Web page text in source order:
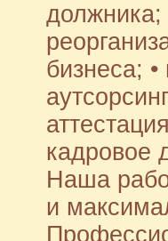
должника;
бизнеса;
кадровое
Наша
и